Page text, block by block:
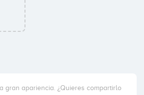
gran apariencia. ¿Quieres compartirlo